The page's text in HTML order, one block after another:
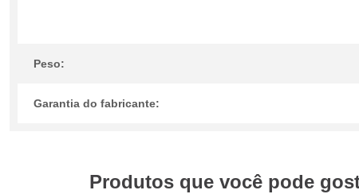
Peso:
Garantia do fabricante:
Produtos que você pode